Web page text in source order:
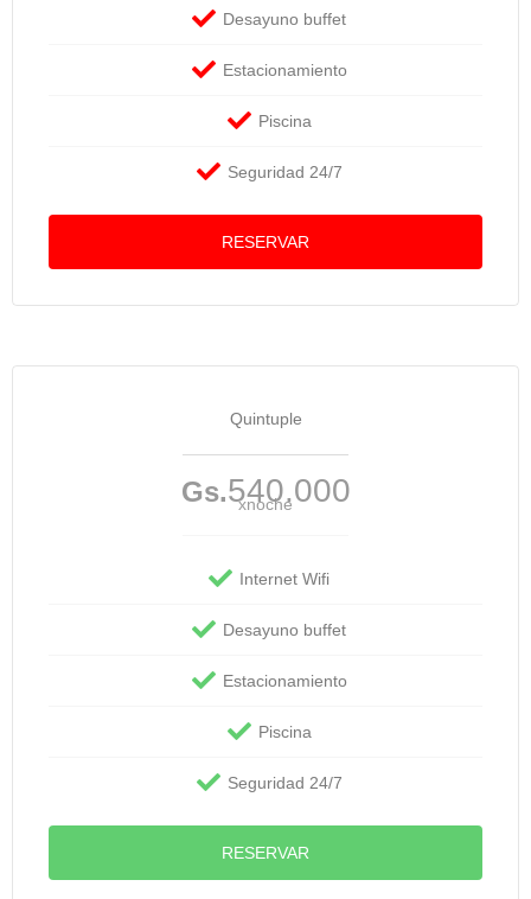
Desayuno buffet
Estacionamiento
Piscina
Seguridad 24/7
RESERVAR
Quintuple
Gs.540.000
xnoche
Internet Wifi
Desayuno buffet
Estacionamiento
Piscina
Seguridad 24/7
RESERVAR